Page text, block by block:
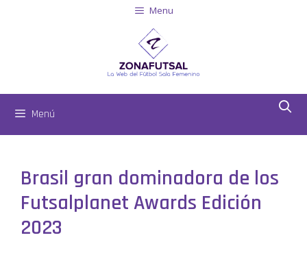
Menu
Menú
Brasil gran dominadora de los
Futsalplanet Awards Edición
2023